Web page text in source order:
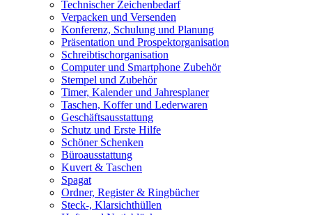
Technischer Zeichenbedarf
Verpacken und Versenden
Konferenz, Schulung und Planung
Präsentation und Prospektorganisation
Schreibtischorganisation
Computer und Smartphone Zubehör
Stempel und Zubehör
Timer, Kalender und Jahresplaner
Taschen, Koffer und Lederwaren
Geschäftsausstattung
Schutz und Erste Hilfe
Schöner Schenken
Büroausstattung
Kuvert & Taschen
Spagat
Ordner, Register & Ringbücher
Steck-, Klarsichthüllen